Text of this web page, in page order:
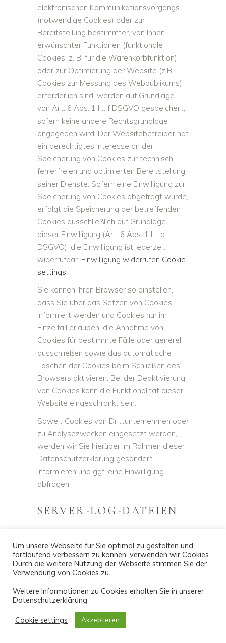
elektronischen Kommunikationsvorgangs
(notwendige Cookies) oder zur
Bereitstellung bestimmter, von Ihnen
erwünschter Funktionen (funktionale
Cookies, z. B. für die Warenkorbfunktion)
oder zur Optimierung der Website (z.B.
Cookies zur Messung des Webpublikums)
erforderlich sind, werden auf Grundlage
von Art. 6 Abs. 1 lit. f DSGVO gespeichert,
sofern keine andere Rechtsgrundlage
angegeben wird. Der Websitebetreiber hat
ein berechtigtes Interesse an der
Speicherung von Cookies zur technisch
fehlerfreien und optimierten Bereitstellung
seiner Dienste. Sofern eine Einwilligung zur
Speicherung von Cookies abgefragt wurde,
erfolgt die Speicherung der betreffenden
Cookies ausschließlich auf Grundlage
dieser Einwilligung (Art. 6 Abs. 1 lit. a
DSGVO); die Einwilligung ist jederzeit
widerrufbar. Einwilligung widerrufen Cookie
settings
Sie können Ihren Browser so einstellen,
dass Sie über das Setzen von Cookies
informiert werden und Cookies nur im
Einzelfall erlauben, die Annahme von
Cookies für bestimmte Fälle oder generell
ausschließen sowie das automatische
Löschen der Cookies beim Schließen des
Browsers aktivieren. Bei der Deaktivierung
von Cookies kann die Funktionalität dieser
Website eingeschränkt sein.
Soweit Cookies von Drittunternehmen oder
zu Analysezwecken eingesetzt werden,
werden wir Sie hierüber im Rahmen dieser
Datenschutzerklärung gesondert
informieren und ggf. eine Einwilligung
abfragen.
SERVER-LOG-DATEIEN
speichert automatisch Informationen in so
genannten Server-Log-Dateien, die Ihr
Browser automatisch an uns übermittelt.
Dies sind:
verwendetes Betriebssystem
Um unsere Webseite für Sie optimal zu gestalten und
fortlaufend verbessern zu können, verwenden wir Cookies.
Durch die weitere Nutzung der Webseite stimmen Sie der
Verwendung von Cookies zu.
Weitere Informationen zu Cookies erhalten Sie in unserer
Datenschutzerklärung
Cookie settings Akzeptieren